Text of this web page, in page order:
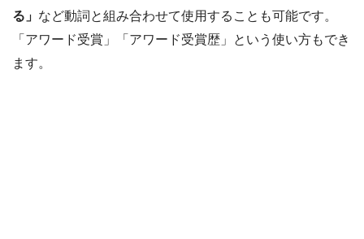
る」 など動詞と組み合わせて使用することも可能です。
「アワード受賞」「アワード受賞歴」という使い方もでき
ます。